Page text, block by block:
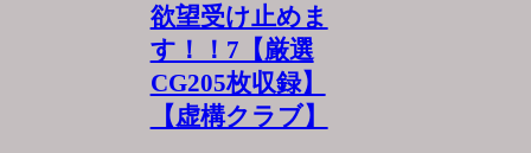
欲望受け止めま
す！！7【厳選
CG205枚収録】
【虚構クラブ】